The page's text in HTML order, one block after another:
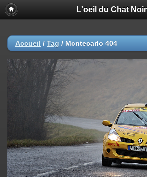
L'oeil du Chat Noir
Accueil / Tag / Montecarlo 404